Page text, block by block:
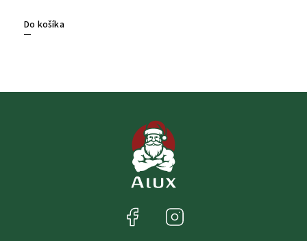
Do košíka
FacebookInstagram